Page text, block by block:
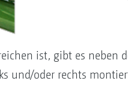
ist, gibt es neben
und/oder rechts